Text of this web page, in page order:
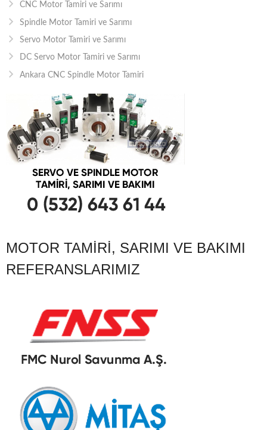
CNC Motor Tamiri ve Sarımı
Spindle Motor Tamiri ve Sarımı
Servo Motor Tamiri ve Sarımı
DC Servo Motor Tamiri ve Sarımı
Ankara CNC Spindle Motor Tamiri
MOTOR TAMIRI, SARIMI VE BAKIMI
REFERANSLARIMIZ